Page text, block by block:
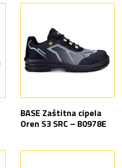
BASE Zaštitna cipela
Oren S3 SRC – B0978E